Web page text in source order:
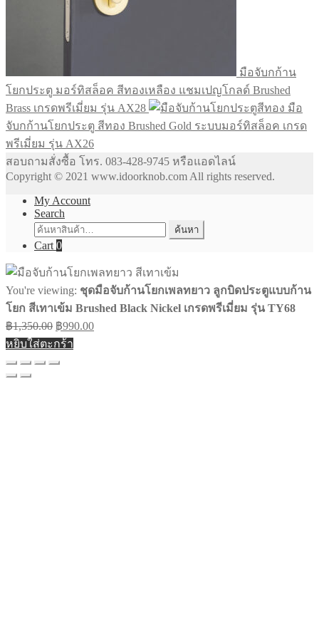
มือจับกก้าน
โยกประตู มอร์ทิสล็อค สีทองเหลือง แชมเปญโกลด์ Brushed
Brass เกรดพรีเมี่ยม รุ่น AX28
มือ
จับกก้านโยกประตู สีทอง Brushed Gold ระบบมอร์ทิสล็อค เกรด
พรีเมี่ยม รุ่น AX26
สอบถามสั่งซื้อ โทร. 083-428-9745 หรือแอดไลน์
Copyright © 2021 www.idoorknob.com All rights reserved.
My Account
Search
ค้นหา:
ค้นหา
Cart 0
You're viewing: ชุดมือจับก้านโยกเพลทยาว ลูกบิดประตูแบบก้าน
โยก สีเทาเข้ม Brushed Black Nickel เกรดพรีเมี่ยม รุ่น TY68
฿1,350.00 Original
price
was:
฿1,350.00.
฿990.00Current
price
หยิบใส่ตะกร้า